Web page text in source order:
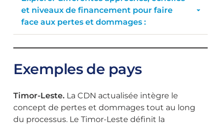
et niveaux de financement pour faire
face aux pertes et dommages :
Exemples de pays
Timor-Leste. La CDN actualisée intègre le
concept de pertes et dommages tout au long
du processus. Le Timor-Leste définit la